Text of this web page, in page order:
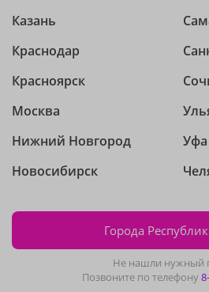
Казань
Краснодар
Красноярск
Москва
Нижний Новгород
Новосибирск
Уфа
Города
Не нашли нужный
Позвоните по телефону